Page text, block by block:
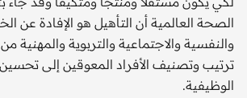
الصحة العالمية أن التأهيل هو الإفادة عن
والنفسية والاجتماعية والتربوية والمهنية
ترتيب وتصنيف الأفراد المعوقين إلى
الوظيفية.